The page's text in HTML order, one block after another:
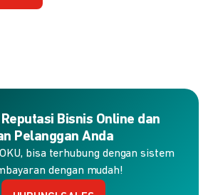
Bisnis Online dan
Pelanggan Anda
bisa terhubung dengan sistem
dengan mudah!